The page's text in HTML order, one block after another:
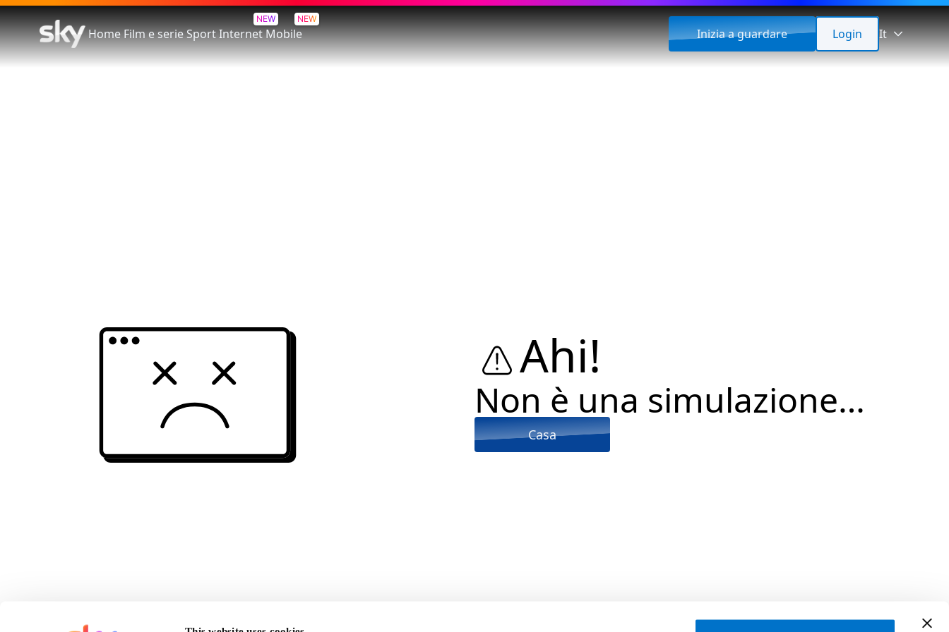
HomeFilm e serieSport
NEW
Internet
NEW
Mobile Inizia a guardare Login It
Ahi!
Non è una simulazione…
Casa